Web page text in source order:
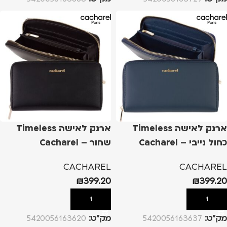
ארנק לאישה Timeless
כחול נייבי – Cacharel
CACHAREL
₪399.20
הוספה לסל
מק”ט: 5420056163637
ארנק לאישה Timeless
שחור – Cacharel
CACHAREL
₪399.20
הוספה לסל
מק”ט: 5420056163620